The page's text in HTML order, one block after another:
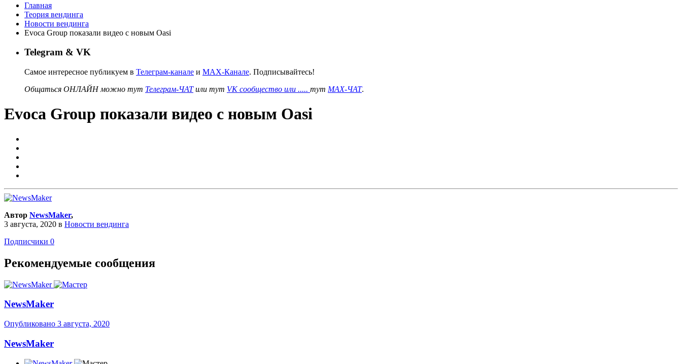
Главная
Теория вендинга
Новости вендинга
Evoca Group показали видео с новым Oasi
Telegram & VK
Самое интересное публикуем в Телеграм-канале и MAX-Канале. Подписывайтесь!
Общаться ОНЛАЙН можно тут Телеграм-ЧАТили тут VK сообщество или ..... тут MAX-ЧАТ.
Evoca Group показали видео с новым Oasi
Автор NewsMaker,
3 августа, 2020 в Новости вендинга
Подписчики 0
Рекомендуемые сообщения
NewsMaker
Опубликовано 3 августа, 2020
NewsMaker